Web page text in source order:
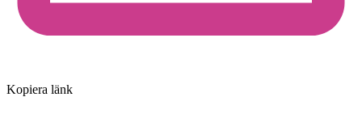
Kopiera länk